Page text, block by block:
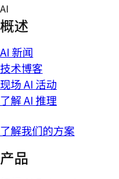
Skip
to
content
AI
概述
AI 新闻
技术博客
现场 AI 活动
了解 AI 推理
了解我们的方案
产品